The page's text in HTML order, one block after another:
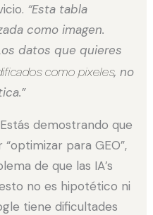
“Esta tabla
como imagen.
datos que quieres
como pixeles, no
demostrando que
para GEO”,
de que las IA’s
no es hipotético ni
tiene dificultades